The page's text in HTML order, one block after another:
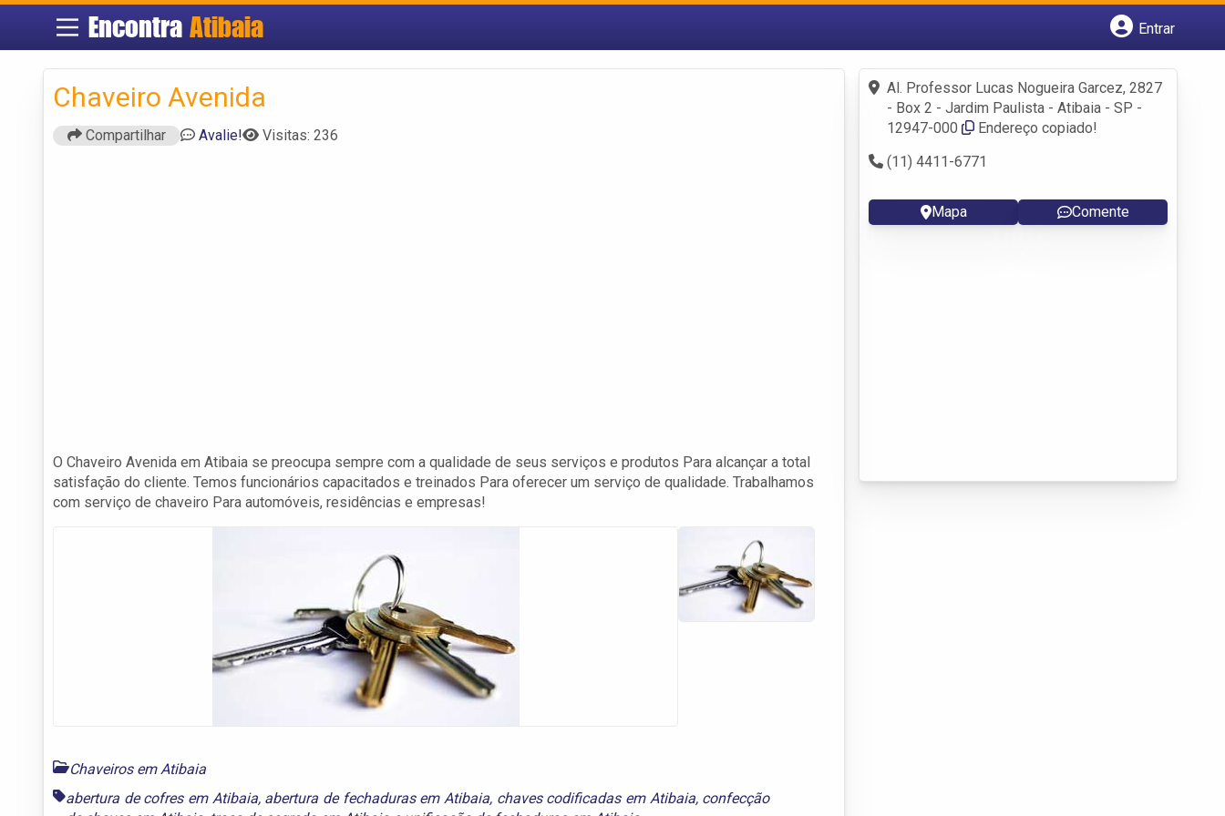
EncontraAtibaia
Entrar
Fazer login
Criar conta
Chaveiro Avenida
Compartilhar Avalie! Visitas: 236
O Chaveiro Avenida em Atibaia se preocupa sempre com a qualidade de seus serviços e produtos Para alcançar a total
satisfação do cliente. Temos funcionários capacitados e treinados Para oferecer um serviço de qualidade. Trabalhamos
com serviço de chaveiro Para automóveis, residências e empresas!
Chaveiros em Atibaia
abertura de cofres em Atibaia, abertura de fechaduras em Atibaia, chaves codificadas em Atibaia, confecção
Al. Professor Lucas Nogueira Garcez, 2827
- Box 2 - Jardim Paulista - Atibaia - SP -
12947-000
Endereço copiado!
(11) 4411-6771
Mapa Comente